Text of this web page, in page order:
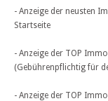
- Anzeige der neusten
Startseite
- Anzeige der TOP
(Gebührenpflichtig für
- Anzeige der TOP